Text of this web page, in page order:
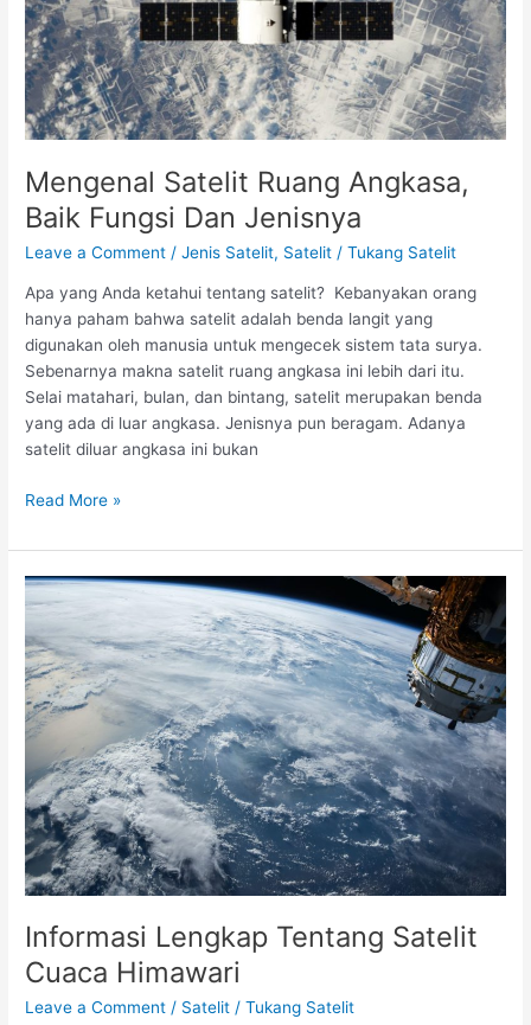
Mengenal Satelit Ruang Angkasa,
Baik Fungsi Dan Jenisnya
Leave a Comment /Jenis Satelit, Satelit /Tukang Satelit
Apa yang Anda ketahui tentang satelit? Kebanyakan orang
hanya paham bahwa satelit adalah benda langit yang
digunakan oleh manusia untuk mengecek sistem tata surya.
Sebenarnya makna satelit ruang angkasa ini lebih dari itu.
Selai matahari, bulan, dan bintang, satelit merupakan benda
yang ada di luar angkasa. Jenisnya pun beragam. Adanya
satelit diluar angkasa ini bukan
Fungsi
Dan
Jenisnya
Read More »
Informasi Lengkap Tentang Satelit
Cuaca Himawari
Leave a Comment / Satelit /Tukang Satelit
Informasi
Lengkap
Tentang
Satelit
Cuaca
Himawari